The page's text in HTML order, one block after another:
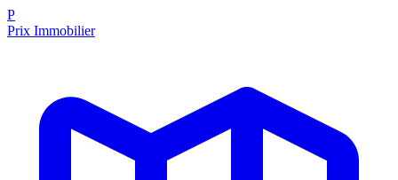
P
Prix Immobilier